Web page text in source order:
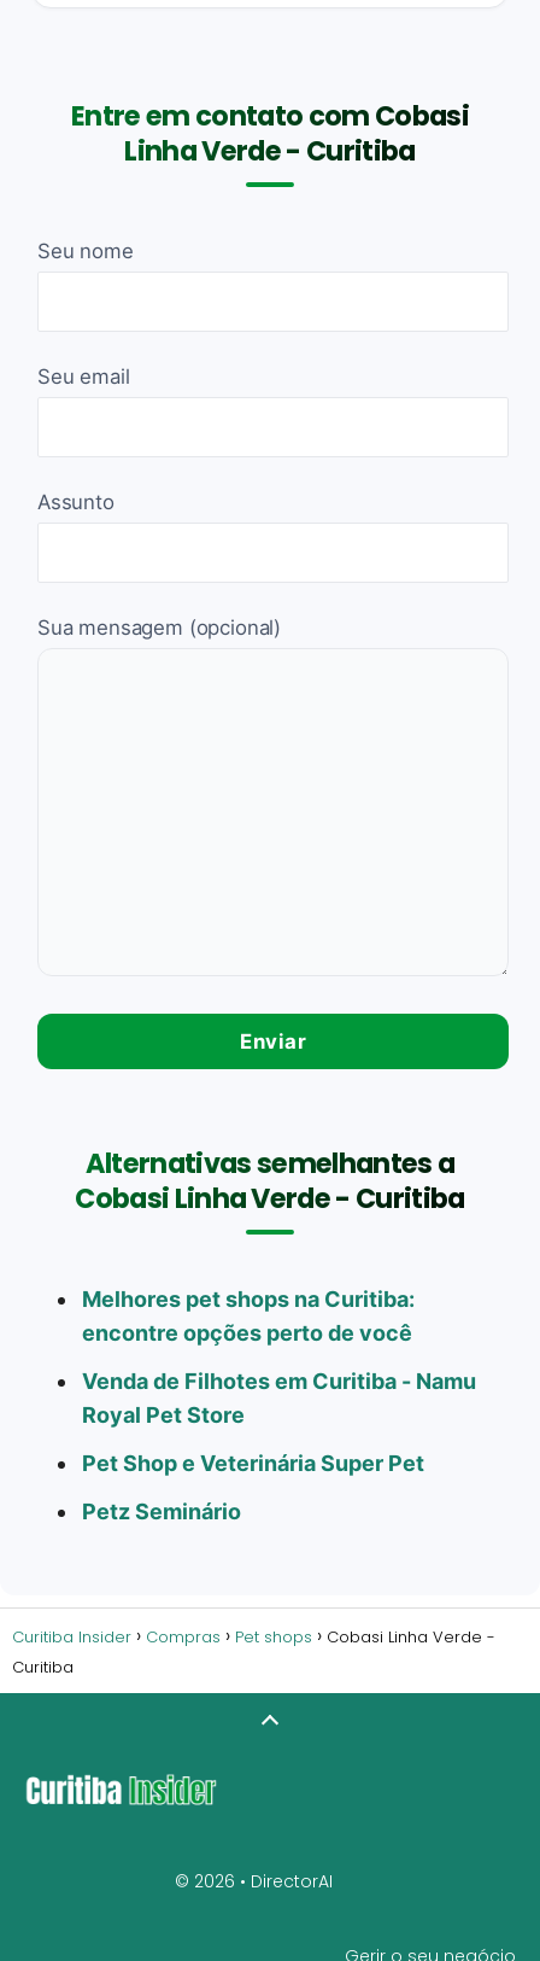
Entre em contato com Cobasi
Linha Verde - Curitiba
Seu nome
Seu email
Assunto
Sua mensagem (opcional)
Alternativas semelhantes a
Cobasi Linha Verde - Curitiba
Melhores pet shops na Curitiba:
encontre opções perto de você
Venda de Filhotes em Curitiba - Namu
Royal Pet Store
Pet Shop e Veterinária Super Pet
Petz Seminário
Curitiba Insider Compras Pet shops
Cobasi Linha Verde -
Curitiba
© 2026 • DirectorAI
Gerir o seu negócio